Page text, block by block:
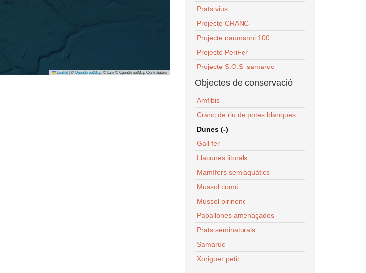
Leaflet © OpenStreetMap, © Esri © OpenStreetMap Contributors
Prats vius
Projecte CRANC
Projecte naumanni 100
Projecte PeriFer
Projecte S.O.S. samaruc
Objectes de conservació
Amfibis
Cranc de riu de potes blanques
Dunes (-)
Gall fer
Llacunes litorals
Mamífers semiaquàtics
Mussol comú
Mussol pirinenc
Papallones amenaçades
Prats seminaturals
Samaruc
Xoriguer petit